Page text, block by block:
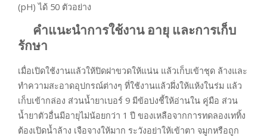
(pH) ได้ 50 ตัวอย่าง
คำแนะนำการใช้งาน อายุ และการเก็บ
รักษา
เมื่อเปิดใช้งานแล้วให้ปิดฝาขวดให้แน่น แล้วเก็บเข้าชุด ล้างและ
ทำความสะอาดอุปกรณ์ต่างๆ ที่ใช้งานแล้วผึ่งให้แห้งในร่ม แล้ว
เก็บเข้ากล่อง ส่วนน้ำยาเบอร์ 9 มีข้อบ่งชี้ให้อ่านใน คู่มือ ส่วน
น้ำยาตัวอื่นมีอายุไม่น้อยกว่า 1 ปี ของเหลือจากการทดลองเททิ้ง
ต้องเปิดน้ำล้าง เจือจางให้มาก ระวังอย่าให้เข้าตา จมูกหรือถูก